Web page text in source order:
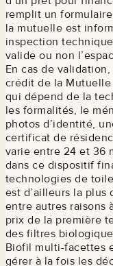
remplit un
la mutuelle est
inspection
valide ou non
En cas de
crédit de la Mutuelle
qui dépend de la
les formalités, le
photos d’identité,
certificat de
varie entre 24 et 36
dans ce dispositif
technologies de
est d’ailleurs la
entre autres raisons
prix de la première
des filtres
Biofil multi-facettes
gérer à la fois les